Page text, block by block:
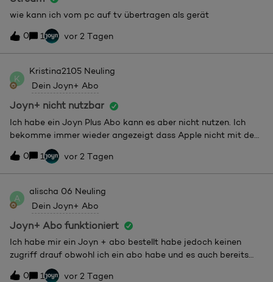
wie kann ich vom pc auf tv übertragen als gerät
0 1 vor 2 Tagen
K
Kristina2105 Neuling
Dein Joyn+ Abo
Joyn+ nicht nutzbar
Ich habe ein Joyn Plus Abo kann es aber nicht nutzen. Ich
bekomme immer wieder angezeigt dass Apple nicht mit dem
Server verbunden ist und das der Fehler bei euch liegt. Könnt
ihr bitte die Verbindung herstellen? Bezahlt wurde das Abo
am 2.8.2026 und ich kann es seit dem noicht nutzen.
0 1 vor 2 Tagen
A
alischa 06 Neuling
Dein Joyn+ Abo
Joyn+ Abo funktioniert
Ich habe mir ein Joyn + abo bestellt habe jedoch keinen
zugriff drauf obwohl ich ein abo habe und es auch bereits
gekündigt habe, es aber bis zum 6. september laufen sollte
0
1 vor 2 Tagen